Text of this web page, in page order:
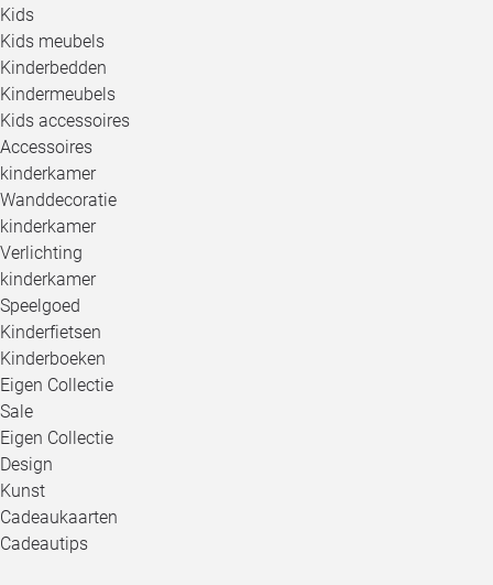
Kids
Kids meubels
Kinderbedden
Kindermeubels
Kids accessoires
Accessoires
kinderkamer
Wanddecoratie
kinderkamer
Verlichting
kinderkamer
Speelgoed
Kinderfietsen
Kinderboeken
Eigen Collectie
Sale
Eigen Collectie
Design
Kunst
Cadeaukaarten
Cadeautips